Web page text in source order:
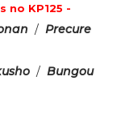
no KP125 -
/Precure
/Bungou